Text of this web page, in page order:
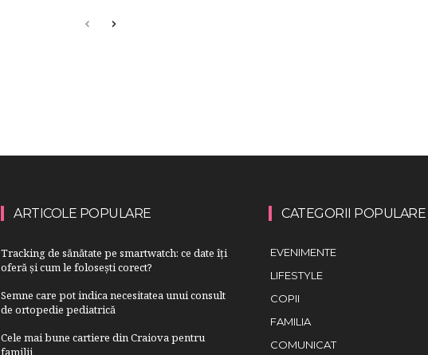
ARTICOLE POPULARE
Tracking de sănătate pe smartwatch: ce date îți
oferă și cum le folosești corect?
Semne care pot indica necesitatea unui consult
de ortopedie pediatrică
Cele mai bune cartiere din Craiova pentru
familii
CATEGORII POPULARE
EVENIMENTE
LIFESTYLE
COPII
FAMILIA
COMUNICAT